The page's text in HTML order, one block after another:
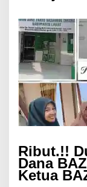
Ribut.!!
Dana
Ketua